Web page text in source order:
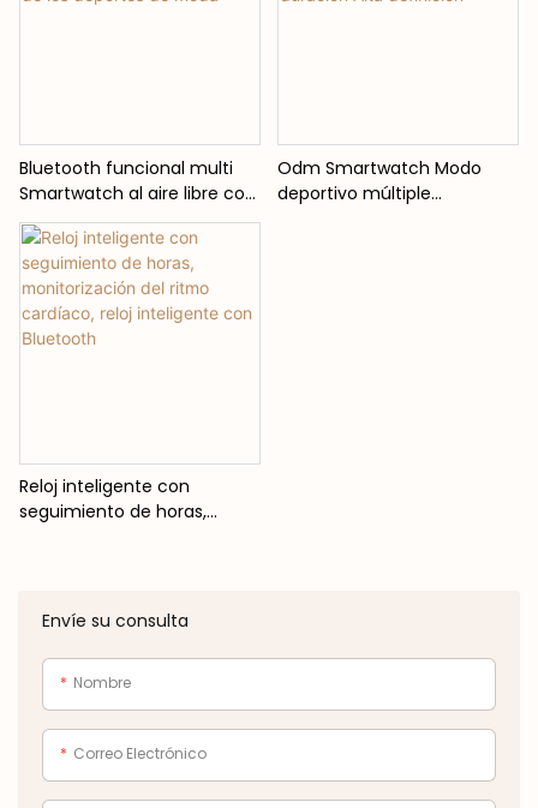
Envíe su consulta
Nombre
Correo Electrónico
Bluetooth funcional multi
Smartwatch al aire libre con
los modos en pantalla
grande de los deportes de
moda
Odm Smartwatch Modo
deportivo múltiple
Reloj inteligente con
seguimiento de horas,